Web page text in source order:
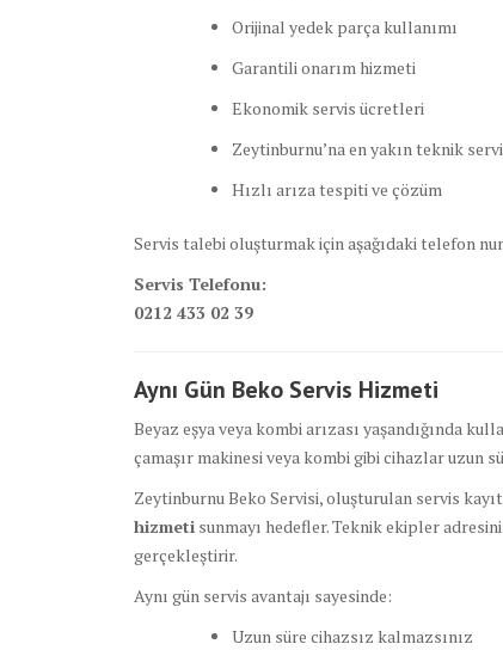
Orijinal yedek parça kullanımı
Garantili onarım hizmeti
Ekonomik servis ücretleri
Zeytinburnu’na en yakın teknik
Hızlı arıza tespiti ve çözüm
Servis talebi oluşturmak için aşağıdaki telefon
Servis Telefonu:
0212 433 02 39
Aynı Gün Beko Servis Hizmeti
Beyaz eşya veya kombi arızası yaşandığında
çamaşır makinesi veya kombi gibi cihazlar uzun
Zeytinburnu Beko Servisi, oluşturulan servis
hizmeti sunmayı hedefler. Teknik ekipler
gerçekleştirir.
Aynı gün servis avantajı sayesinde:
Uzun süre cihazsız kalmazsınız